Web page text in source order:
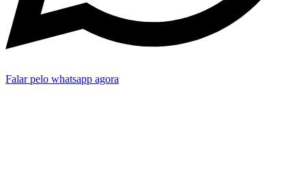
Falar pelo whatsapp agora